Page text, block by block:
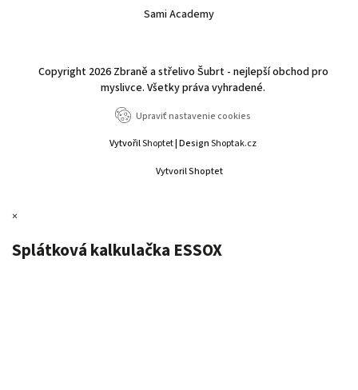
Sami Academy
Vytvoril Shoptet
Copyright 2026 Zbraně a střelivo Šubrt - nejlepší obchod pro
myslivce. Všetky práva vyhradené.
Upraviť nastavenie cookies
VytvořilShoptet| DesignShoptak.cz
×
Splátková kalkulačka ESSOX